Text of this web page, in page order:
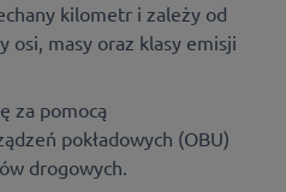
kilometr i zależy od
osi, masy oraz klasy emisji
za pomocą
pokładowych (OBU)
drogowych.